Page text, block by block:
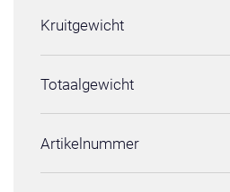
Kruitgewicht
Totaalgewicht
Artikelnummer